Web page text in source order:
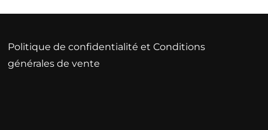
Politique de confidentialité et Conditions
générales de vente